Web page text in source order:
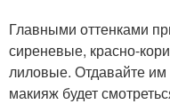
Главными оттенками
сиреневые, красно-
лиловые. Отдавайте
макияж будет